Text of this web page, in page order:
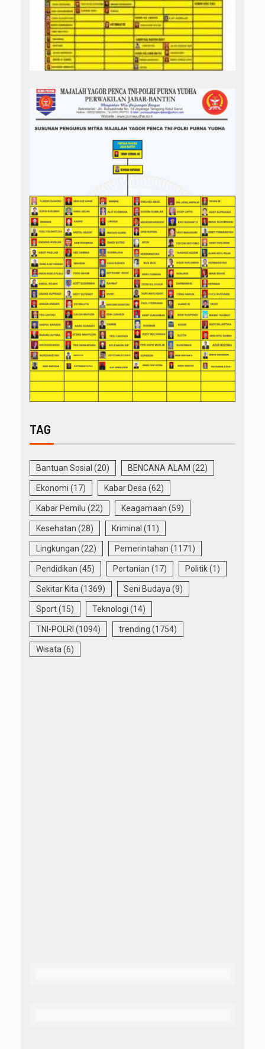
TAG
Bantuan Sosial (20) BENCANA ALAM (22)
Ekonomi (17) Kabar Desa(62)
Kabar Pemilu (22) Keagamaan (59)
Kesehatan (28) Kriminal (11)
Lingkungan (22) Pemerintahan (1171)
Pendidikan (45) Pertanian (17) Politik(1)
Sekitar Kita(1369) Seni Budaya(9)
Sport(15) Teknologi (14)
TNI-POLRI (1094) trending (1754)
Wisata(6)